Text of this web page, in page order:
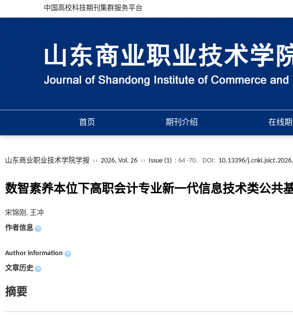
中国高校科技期刊集群服务平台
首页 期刊介绍 在线期
山东商业职业技术学院学报 ›› 2026, Vol. 26 ›› Issue (1) : 64 -70. DOI: 10.13396/
数智素养本位下高职会计专业新一代信息技术类公共
宋锦刚, 王冲
作者信息 +
Author information +
文章历史 +
摘要